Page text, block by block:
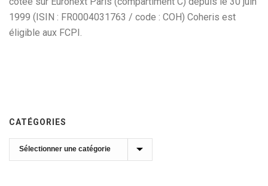
1999 (ISIN : FR0004031763 / code : COH) Coheris est
éligible aux FCPI.
CATÉGORIES
Catégories